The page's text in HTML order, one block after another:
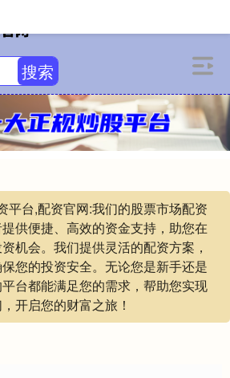
搜索
平台,配资官网:我们的股票市场配资
供便捷、高效的资金支持，助您在
机会。我们提供灵活的配资方案，
您的投资安全。无论您是新手还是
台都能满足您的需求，帮助您实现
开启您的财富之旅！